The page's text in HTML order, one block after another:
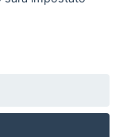
England, E11 1HT.